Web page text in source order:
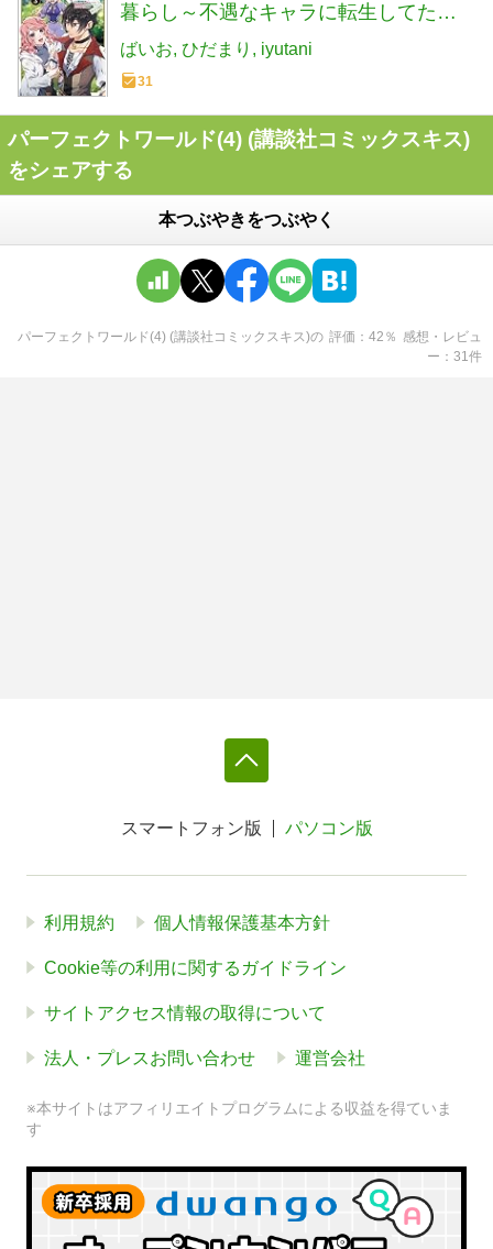
暮らし～不遇なキャラに転生してたけ
ど、理想の美女になれたからプラマイ
ゼロだよね～@COMIC 第3巻
ばいお ひだまり iyutani
31
パーフェクトワールド(4) (講談社コミックスキス)
をシェアする
本つぶやきをつぶやく
パーフェクトワールド(4) (講談社コミックスキス)の 評価 42 ％ 感想・レビュ
ー
31 件
スマートフォン版 パソコン版
利用規約 個人情報保護基本方針
Cookie等の利用に関するガイドライン
サイトアクセス情報の取得について
法人・プレスお問い合わせ 運営会社
※本サイトはアフィリエイトプログラムによる収益を得ていま
す